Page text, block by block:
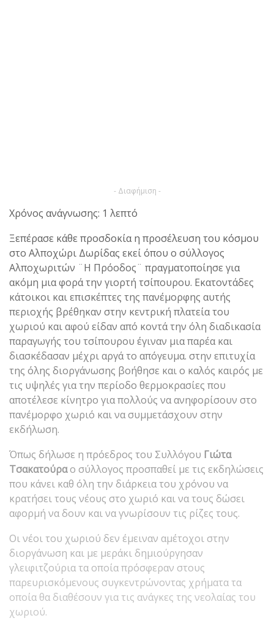
- Διαφήμιση -
Χρόνος ανάγνωσης: 1 λεπτό
Ξεπέρασε κάθε προσδοκία η προσέλευση του κόσμου
στο Αλποχώρι Δωρίδας εκεί όπου ο σύλλογος
Αλποχωριτών ¨Η Πρόοδος¨ πραγματοποίησε για
ακόμη μια φορά την γιορτή τσίπουρου. Εκατοντάδες
κάτοικοι και επισκέπτες της πανέμορφης αυτής
περιοχής βρέθηκαν στην κεντρική πλατεία του
χωριού και αφού είδαν από κοντά την όλη διαδικασία
παραγωγής του τσίπουρου έγιναν μια παρέα και
διασκέδασαν μέχρι αργά το απόγευμα. στην επιτυχία
της όλης διοργάνωσης βοήθησε και ο καλός καιρός με
τις υψηλές για την περίοδο θερμοκρασίες που
αποτέλεσε κίνητρο για πολλούς να ανηφορίσουν στο
πανέμορφο χωριό και να συμμετάσχουν στην
εκδήλωση.
Όπως δήλωσε η πρόεδρος του Συλλόγου Γιώτα
Τσακατούραο σύλλογος προσπαθεί με τις εκδηλώσεις
που κάνει καθ όλη την διάρκεια του χρόνου να
κρατήσει τους νέους στο χωριό και να τους δώσει
αφορμή να δουν και να γνωρίσουν τις ρίζες τους.
Οι νέοι του χωριού δεν έμειναν αμέτοχοι στην
διοργάνωση και με μεράκι δημιούργησαν
γλειφιτζούρια τα οποία πρόσφεραν στους
παρευρισκόμενους συγκεντρώνοντας χρήματα τα
οποία θα διαθέσουν για τις ανάγκες της νεολαίας του
χωριού.